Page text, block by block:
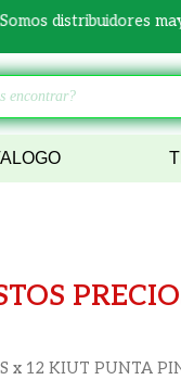
Somos distribuidores
x 12 KIUT PUNTA